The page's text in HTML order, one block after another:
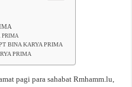
PRIMA
BINA KARYA PRIMA
PRIMA
pagi para sahabat Rmhamm.lu,